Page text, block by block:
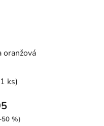
oranžová
ks)
%)